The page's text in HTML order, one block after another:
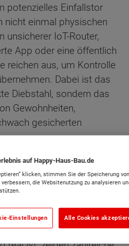
potenzielles Einfallstor
nicht einmal physischen
unsicherer IoT-Router,
App oder eine öffentlich
reichen aus, um Kontrolle
Dabei ist das
Diebstahl, sondern das
Gewohnheiten,
gesicherten
nutzen nicht
sondern die
– Sicherheit
Technik, sondern
auf Happy-Haus-Bau.de
klicken, stimmen Sie der Speicherung
die Websitenutzung zu analysieren
Einstellungen Alle Cookies